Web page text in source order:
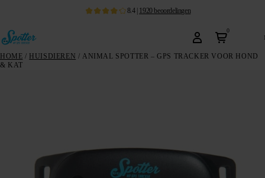
8.4| 1920beoordelingen
0
HOME / HUISDIEREN / ANIMAL SPOTTER – GPS TRACKER VOOR HOND
& KAT